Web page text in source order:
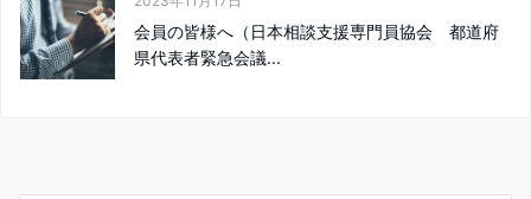
会員の皆様へ（日本相談支援専門員協会 都道府
県代表者緊急会議...